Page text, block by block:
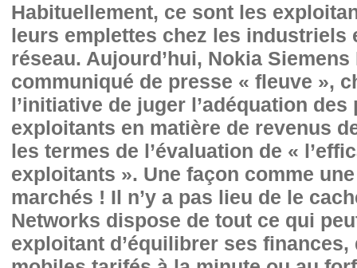
Habituellement, ce sont les
leurs emplettes chez les industriels
réseau. Aujourd’hui, Nokia
communiqué de presse « fleuve »,
l’initiative de juger l’adéquation
exploitants en matière de revenus
les termes de l’évaluation de «
exploitants ». Une façon comme
marchés ! Il n’y a pas lieu de le
Networks dispose de tout ce qui
exploitant d’équilibrer ses